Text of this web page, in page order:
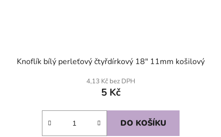
Knoflík bílý perleťový čtyřdírkový 18" 11mm košilový
4,13 Kč bez DPH
5 Kč
DO KOŠÍKU